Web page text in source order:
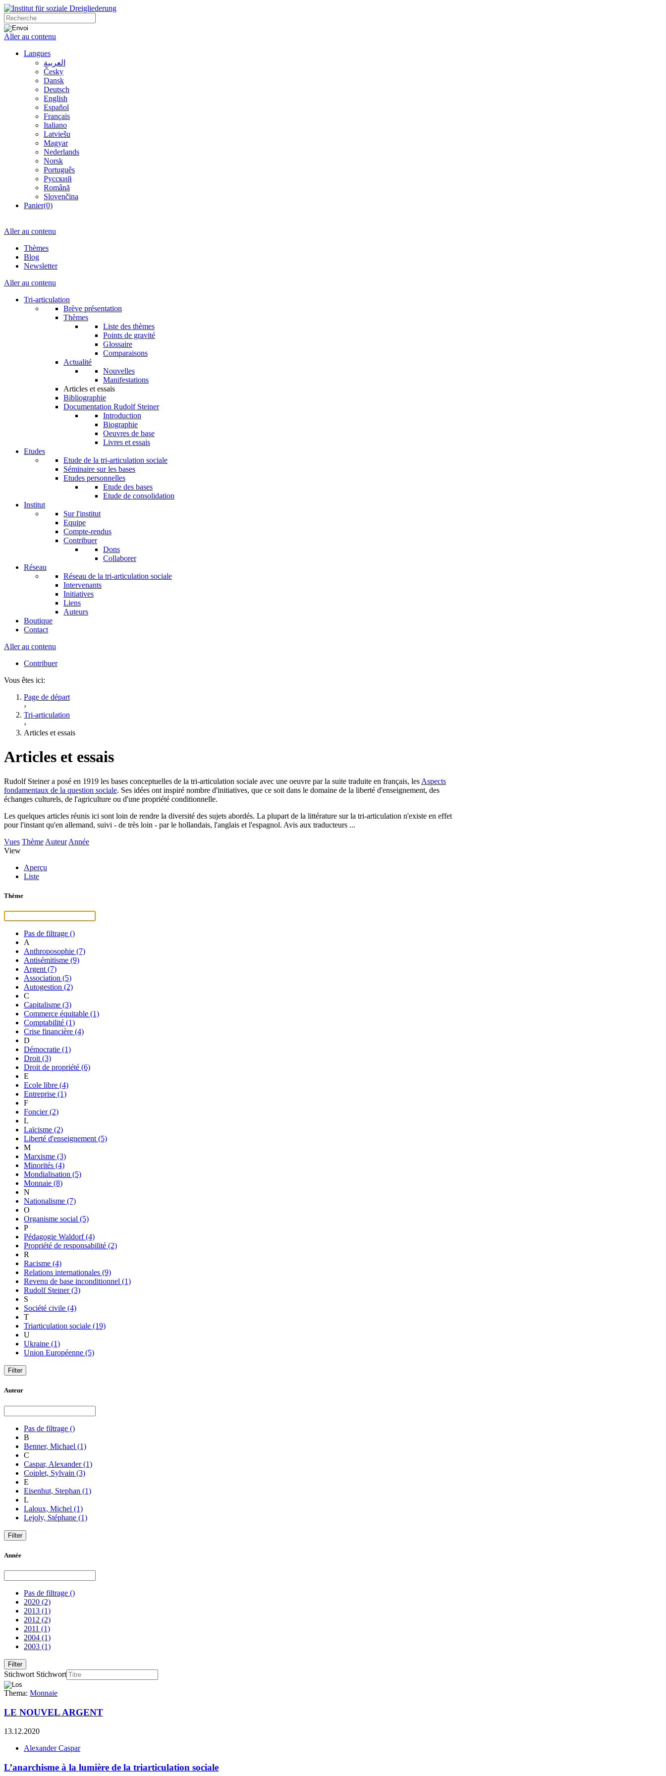
Aller au contenu
Langues
العربية
Česky
Dansk
Deutsch
English
Español
Français
Italiano
Latviešu
Magyar
Nederlands
Norsk
Português
Русский
Română
Slovenčina
Panier(0)
Aller au contenu
Thèmes
Blog
Newsletter
Aller au contenu
Tri-articulation
Brève présentation
Thèmes
Liste des thèmes
Points de gravité
Glossaire
Comparaisons
Actualité
Nouvelles
Manifestations
Articles et essais
Bibliographie
Documentation Rudolf Steiner
Introduction
Biographie
Oeuvres de base
Livres et essais
Etudes
Etude de la tri-articulation sociale
Séminaire sur les bases
Etudes personnelles
Etude des bases
Etude de consolidation
Institut
Sur l'institut
Equipe
Compte-rendus
Contribuer
Dons
Collaborer
Réseau
Réseau de la tri-articulation sociale
Intervenants
Initiatives
Liens
Auteurs
Boutique
Contact
Aller au contenu
Contribuer
Vous êtes ici:
Page de départ
›
Tri-articulation
›
Articles et essais
Articles et essais
Rudolf Steiner a posé en 1919 les bases conceptuelles de la tri-articulation sociale avec une oeuvre par la suite traduite en français, les Aspects
fondamentaux de la question sociale. Ses idées ont inspiré nombre d'initiatives, que ce soit dans le domaine de la liberté d'enseignement, des
échanges culturels, de l'agriculture ou d'une propriété conditionnelle.
Les quelques articles réunis ici sont loin de rendre la diversité des sujets abordés. La plupart de la littérature sur la tri-articulation n'existe en effet
pour l'instant qu'en allemand, suivi - de très loin - par le hollandais, l'anglais et l'espagnol. Avis aux traducteurs ...
Vues Thème Auteur Année
View
Aperçu
Liste
Thème
Pas de filtrage ()
A
Anthroposophie (7)
Antisémitisme (9)
Argent (7)
Association (5)
Autogestion (2)
C
Capitalisme (3)
Commerce équitable (1)
Comptabilité (1)
Crise financière (4)
D
Démocratie (1)
Droit (3)
Droit de propriété (6)
E
Ecole libre (4)
Entreprise (1)
F
Foncier(2)
L
Laïcisme (2)
Liberté d'enseignement (5)
M
Marxisme (3)
Minorités (4)
Mondialisation (5)
Monnaie (8)
N
Nationalisme (7)
O
Organisme social (5)
P
Pédagogie Waldorf(4)
Propriété de responsabilité (2)
R
Racisme (4)
Relations internationales (9)
Revenu de base inconditionnel (1)
Rudolf Steiner(3)
S
Société civile (4)
T
Triarticulation sociale (19)
U
Ukraine (1)
Union Européenne (5)
Auteur
Pas de filtrage ()
B
Benner, Michael (1)
C
Caspar, Alexander(1)
Coiplet, Sylvain (3)
E
Eisenhut, Stephan (1)
L
Laloux, Michel (1)
Lejoly, Stéphane (1)
Année
Pas de filtrage ()
2020 (2)
2013 (1)
2012 (2)
2011 (1)
2004 (1)
2003 (1)
Stichwort Stichwort
Thema: Monnaie
LE NOUVEL ARGENT
13.12.2020
Alexander Caspar
L’anarchisme à la lumière de la triarticulation sociale